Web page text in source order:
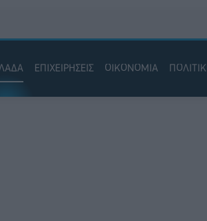
ΕΠΙΧΕΙΡΗΣΕΙΣ ΟΙΚΟΝΟΜΙΑ